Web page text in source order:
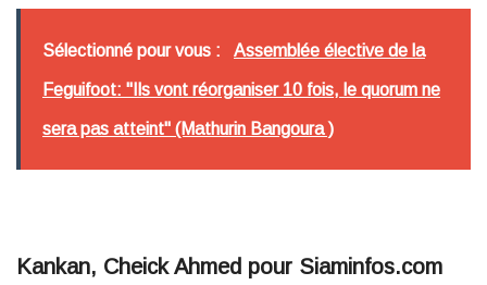
Sélectionné pour vous : Assemblée élective de la
Feguifoot: "Ils vont réorganiser 10 fois, le quorum ne
sera pas atteint" (Mathurin Bangoura )
Kankan, Cheick Ahmed pour Siaminfos.com